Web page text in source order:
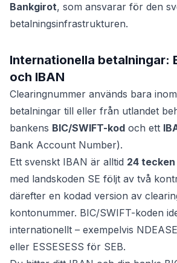
Bankgirot, som ansvarar för den
betalningsinfrastrukturen.
Internationella betalningar:
och IBAN
Clearingnummer används bara
betalningar till eller från utlandet
bankens BIC/SWIFT-kod och ett
Bank Account Number).
Ett svenskt IBAN är alltid 24 tecken
med landskoden SE följt av två
därefter en kodad version av
kontonummer. BIC/SWIFT-koden
internationellt – exempelvis
eller ESSESESS för SEB.